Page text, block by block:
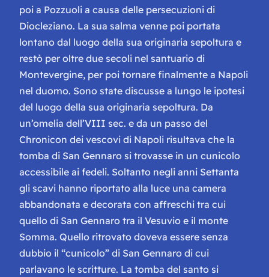
poi a Pozzuoli a causa delle persecuzioni di
Diocleziano. La sua salma venne poi portata
lontano dal luogo della sua originaria sepoltura e
restò per oltre due secoli nel santuario di
Montevergine, per poi tornare finalmente a Napoli
nel duomo. Sono state discusse a lungo le ipotesi
del luogo della sua originaria sepoltura. Da
un’omelia dell’VIII sec. e da un passo del
Chronicon dei vescovi di Napoli risultava che la
tomba di San Gennaro si trovasse in un cunicolo
accessibile ai fedeli. Soltanto negli anni Settanta
gli scavi hanno riportato alla luce una camera
abbandonata e decorata con affreschi tra cui
quello di San Gennaro tra il Vesuvio e il monte
Somma. Quello ritrovato doveva essere senza
dubbio il “cunicolo” di San Gennaro di cui
parlavano le scritture. La tomba del santo si